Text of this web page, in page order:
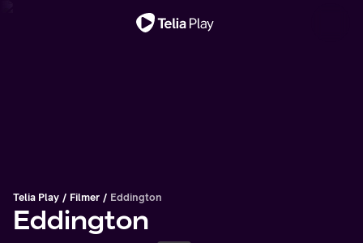
Telia Play Filmer Eddington
Eddington